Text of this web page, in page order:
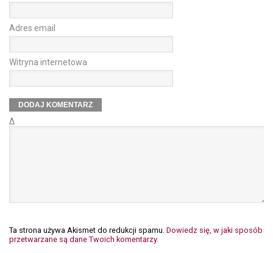
Adres email
Witryna internetowa
Δ
Ta strona używa Akismet do redukcji spamu. Dowiedz się, w jaki sposób
przetwarzane są dane Twoich komentarzy.